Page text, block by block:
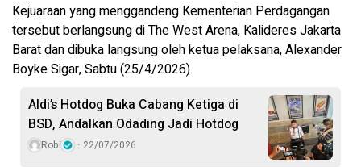
Kejuaraan yang menggandeng Kementerian Perdagangan
tersebut berlangsung di The West Arena, Kalideres Jakarta
Barat dan dibuka langsung oleh ketua pelaksana, Alexander
Boyke Sigar, Sabtu (25/4/2026).
Aldi’s Hotdog Buka Cabang Ketiga di
BSD, Andalkan Odading Jadi Hotdog
Robi 22/07/2026